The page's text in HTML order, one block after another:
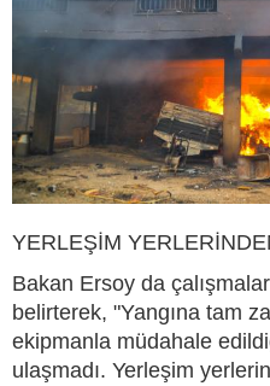
YERLEŞİM
Bakan Ersoy da
belirterek, "Yangına tam
ekipmanla müdahale
ulaşmadı. Yerleşim